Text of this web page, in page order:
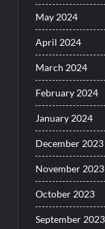
May 2024
April 2024
March 2024
February 2024
January 2024
December 2023
November 2023
October 2023
September 2023